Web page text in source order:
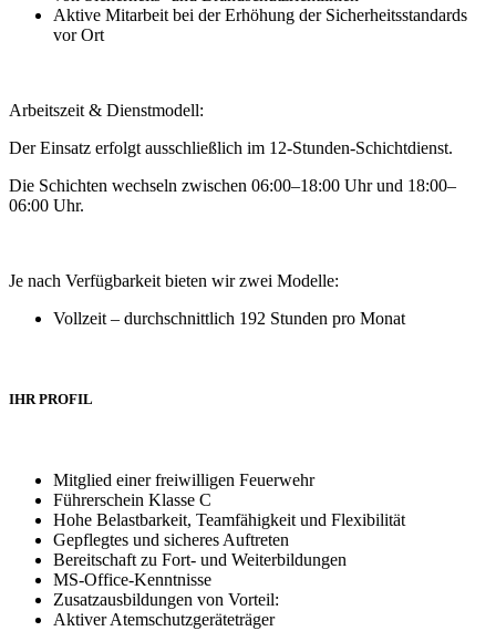
Aktive Mitarbeit bei der Erhöhung der Sicherheitsstandards
vor Ort
Arbeitszeit & Dienstmodell:
Der Einsatz erfolgt ausschließlich im 12-Stunden-Schichtdienst.
Die Schichten wechseln zwischen 06:00–18:00 Uhr und 18:00–
06:00 Uhr.
Je nach Verfügbarkeit bieten wir zwei Modelle:
Vollzeit – durchschnittlich 192 Stunden pro Monat
IHR PROFIL
Mitglied einer freiwilligen Feuerwehr
Führerschein Klasse C
Hohe Belastbarkeit, Teamfähigkeit und Flexibilität
Gepflegtes und sicheres Auftreten
Bereitschaft zu Fort- und Weiterbildungen
MS-Office-Kenntnisse
Zusatzausbildungen von Vorteil:
Aktiver Atemschutzgeräteträger